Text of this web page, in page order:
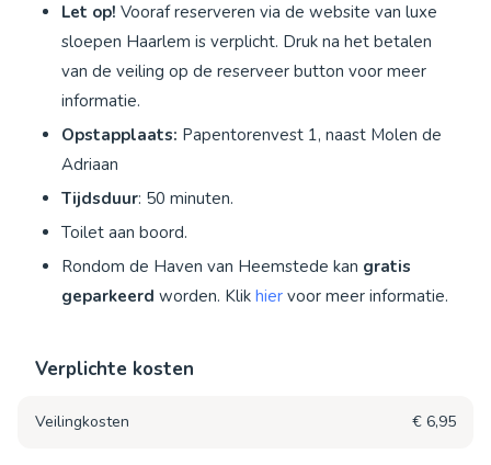
Let op! Vooraf reserveren via de website van luxe
sloepen Haarlem is verplicht. Druk na het betalen
van de veiling op de reserveer button voor meer
informatie.
Opstapplaats: Papentorenvest 1, naast Molen de
Adriaan
Tijdsduur: 50 minuten.
Toilet aan boord.
Rondom de Haven van Heemstede kan gratis
geparkeerd worden. Klik hier voor meer informatie.
Verplichte kosten
Veilingkosten € 6,95